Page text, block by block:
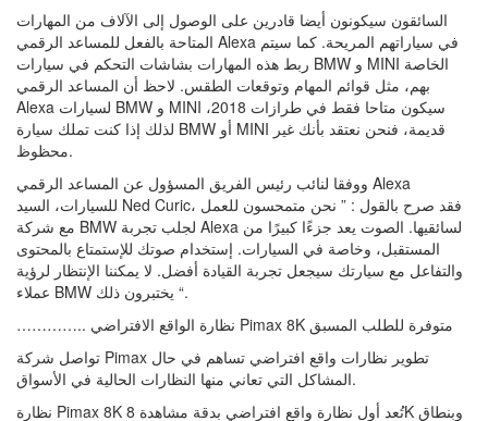
السائقون سيكونون أيضا قادرين على الوصول إلى الآلاف من المهارات
المتاحة بالفعل للمساعد الرقمي Alexa في سياراتهم المريحة. كما سيتم
ربط هذه المهارات بشاشات التحكم في سيارات BMW و MINI الخاصة
بهم، مثل قوائم المهام وتوقعات الطقس. لاحظ أن المساعد الرقمي
Alexa لسيارات BMW و MINI سيكون متاحا فقط في طرازات 2018،
لذلك إذا كنت تملك سيارة BMW أو MINI قديمة، فنحن نعتقد بأنك غير
محظوظ.
ووفقا لنائب رئيس الفريق المسؤول عن المساعد الرقمي Alexa
للسيارات، السيد Ned Curic، فقد صرح بالقول : ” نحن متمحسون للعمل
مع شركة BMW لجلب تجربة Alexa لسائقيها. الصوت يعد جزءًا كبيرًا من
المستقبل، وخاصة في السيارات. إستخدام صوتك للإستمتاع بالمحتوى
والتفاعل مع سيارتك سيجعل تجربة القيادة أفضل. لا يمكننا الإنتظار لرؤية
عملاء BMW يختبرون ذلك “.
………….. نظارة الواقع الافتراضي Pimax 8K متوفرة للطلب المسبق
تواصل شركة Pimax تطوير نظارات واقع افتراضي تساهم في حال
المشاكل التي تعاني منها النظارات الحالية في الأسواق.
نظارة Pimax 8K تُعد أول نظارة واقع افتراضي بدقة مشاهدة 8K وبنطاق